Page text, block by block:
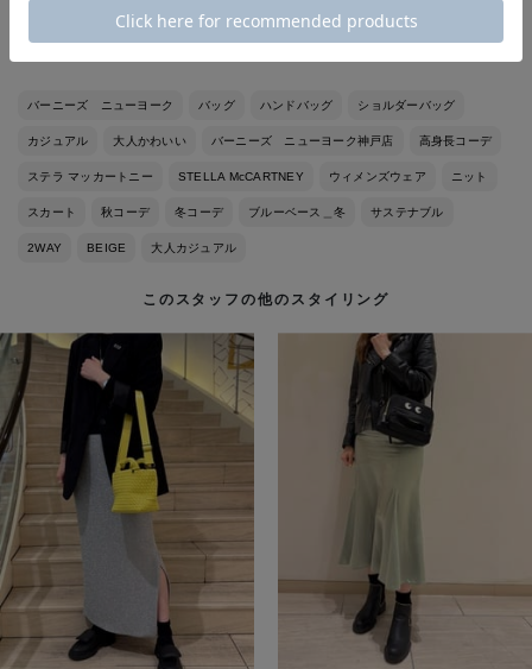
バーニーズ ニューヨーク バッグ ハンドバッグ ショルダーバッグ
カジュアル 大人かわいい バーニーズ ニューヨーク神戸店 高身長コーデ
ステラ マッカートニー STELLA McCARTNEY ウィメンズウェア ニット
スカート 秋コーデ 冬コーデ ブルーベース＿冬 サステナブル
2WAY BEIGE 大人カジュアル
このスタッフの他のスタイリング